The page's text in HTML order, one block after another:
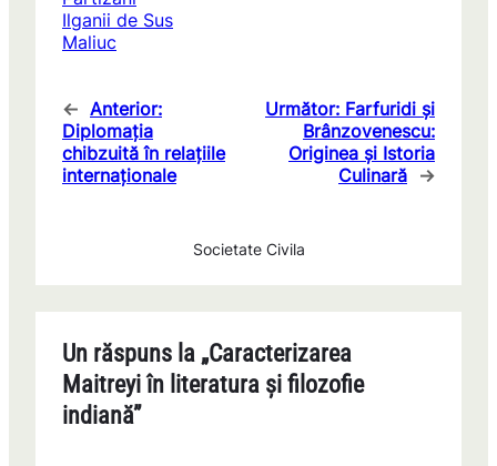
Ilganii de Sus
Maliuc
← Anterior:
Diplomația
chibzuită în relațiile
internaționale
Următor: Farfuridi și
Brânzovenescu:
Originea și Istoria
Culinară →
Societate Civila
Un răspuns la „Caracterizarea
Maitreyi în literatura și filozofie
indiană”